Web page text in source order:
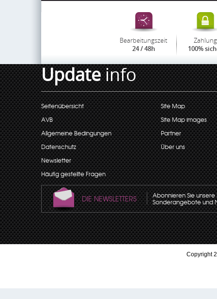
Bearbeitungszeit
24 / 48h
Zahlung
100%
Updateinfo
Seitenübersicht
AVB
Allgemeine Bedingungen
Datenschutz
Newsletter
Häufig gestellte Fragen
Site Map
Site Map images
Partner
Über uns
DIE NEWSLETTERS Abonnieren Sie
Sonderangebote und
Copyright